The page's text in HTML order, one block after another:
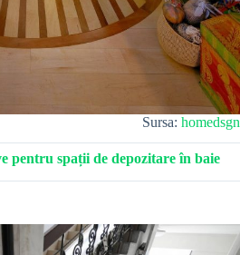
Sursa: homedsgn
pentru spații de depozitare în baie